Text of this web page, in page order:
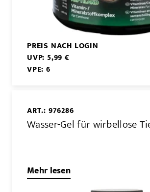
PREIS NACH LOGIN
UVP: 5,99 €
VPE: 6
ART.: 976286
Wasser-Gel für wirbellose
Mehr lesen